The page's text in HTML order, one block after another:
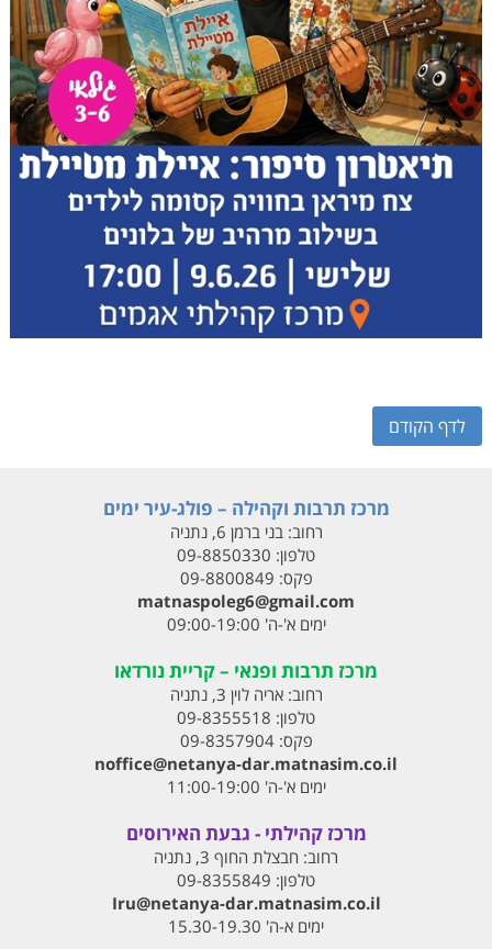
לדף הקודם
מרכז תרבות וקהילה – פולג-עיר ימים
רחוב:בני ברמן 6, נתניה
טלפון: 09-8850330
פקס: 09-8800849
matnaspoleg6@gmail.com
ימים א'-ה' 09:00-19:00
מרכז תרבות ופנאי – קריית נורדאו
רחוב:אריה לוין 3, נתניה
טלפון: 09-8355518
פקס:09-8357904
noffice@netanya-dar.matnasim.co.il
ימים א'-ה' 11:00-19:00
מרכז קהילתי - גבעת האירוסים
רחוב: חבצלת החוף 3, נתניה
טלפון: 09-8355849
Iru@netanya-dar.matnasim.co.il‏
ימים א-ה' 15.30-19.30